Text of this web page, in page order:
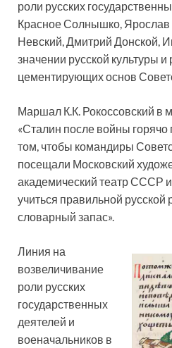
роли русских
Красное Солнышко,
Невский, Дмитрий Донской,
значении русской культуры и
цементирующих основ
Маршал К.К. Рокоссовский в
«Сталин после войны
том, чтобы командиры
посещали Московский
академический театр СССР
учиться правильной русской
словарный запас».
Линия на
возвеличивание
роли русских
государственных
деятелей и
военачальников в